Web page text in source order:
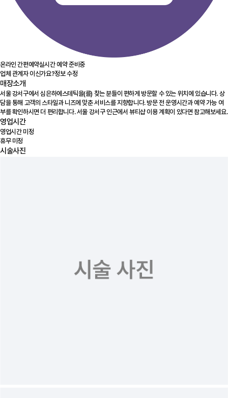
온라인 간편예약실시간 예약 준비중
업체 관계자 이신가요?정보 수정
매장소개
서울 강서구에서 심은하에스테틱을(를) 찾는 분들이 편하게 방문할 수 있는 위치에 있습니다. 상
담을 통해 고객의 스타일과 니즈에 맞춘 서비스를 지향합니다. 방문 전 운영시간과 예약 가능 여
부를 확인하시면 더 편리합니다. 서울 강서구 인근에서 뷰티샵 이용 계획이 있다면 참고해보세요.
영업시간
영업시간 미정
휴무 미정
시술사진